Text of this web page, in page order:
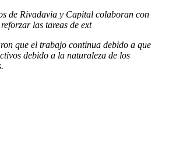
de Rivadavia y Capital colaboran con
las tareas de ext
que el trabajo continua debido a que
debido a la naturaleza de los